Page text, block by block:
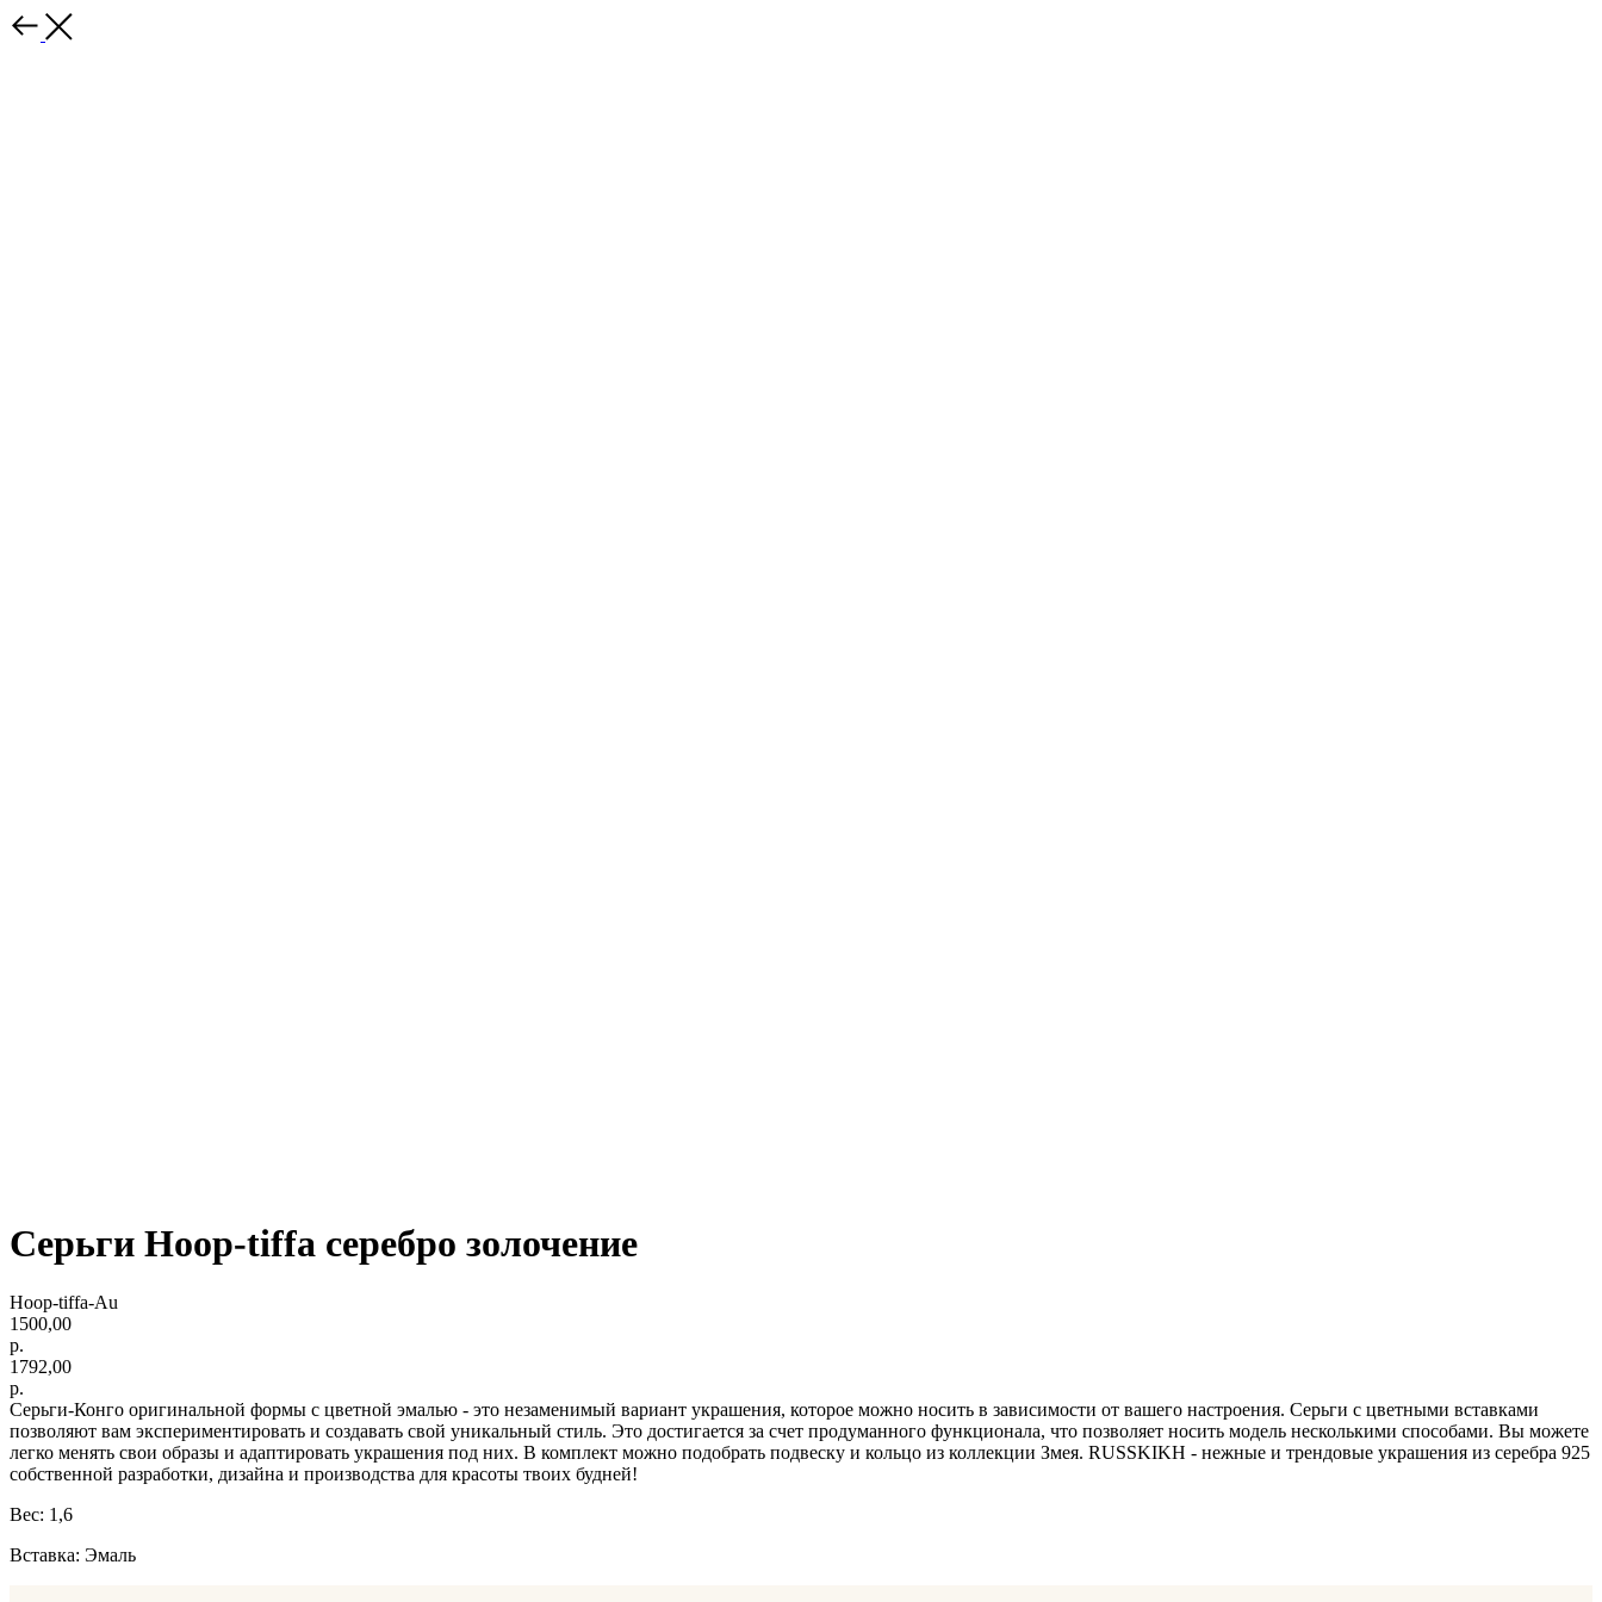
Серьги Hoop-tiffa серебро золочение
Hoop-tiffa-Au
1500,00
р.
1792,00
р.
Серьги-Конго оригинальной формы с цветной эмалью - это незаменимый вариант украшения, которое можно носить в зависимости от вашего настроения. Серьги с цветными вставками
позволяют вам экспериментировать и создавать свой уникальный стиль. Это достигается за счет продуманного функционала, что позволяет носить модель несколькими способами. Вы можете
легко менять свои образы и адаптировать украшения под них. В комплект можно подобрать подвеску и кольцо из коллекции Змея. RUSSKIKH - нежные и трендовые украшения из серебра 925
собственной разработки, дизайна и производства для красоты твоих будней!
Вес: 1,6
Вставка: Эмаль